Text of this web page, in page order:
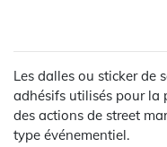
Les dalles ou sticker de
adhésifs utilisés pour la
des actions de street
type événementiel.